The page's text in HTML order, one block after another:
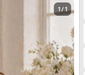
1 / 1